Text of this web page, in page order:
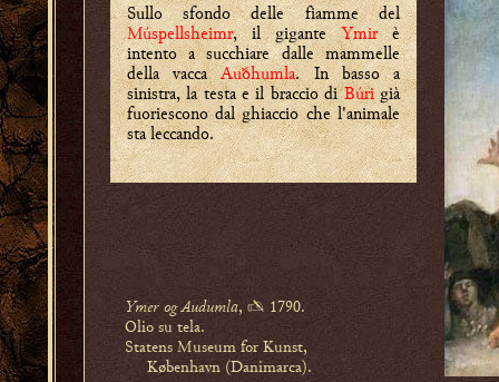
Sullo sfondo delle fiamme del
Múspellsheimr, il giganteYmirè
intento a succhiare dalle mammelle
della vaccaAuðhumla. In basso a
sinistra, la testa e il braccio diBúrigià
fuoriescono dal ghiaccio che l'animale
sta leccando.
Ymer og Audumla, ✍ 1790.
Olio su tela.
Statens Museum for Kunst,
København (Danimarca).